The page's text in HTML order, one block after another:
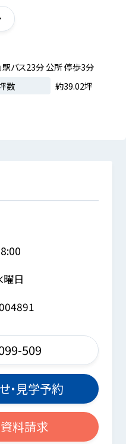
駅バス23分 公所 停歩3分
数 約39.02坪
曜日
509
・見学予約
料請求